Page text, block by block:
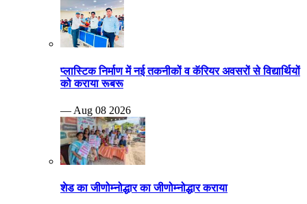
प्लास्टिक निर्माण में नई तकनीकों व कॅरियर अवसरों से विद्यार्थियों
को कराया रूबरू
— Aug 08 2026
शेड का जीणोम्नोद्धार का जीणोम्नोद्धार कराया